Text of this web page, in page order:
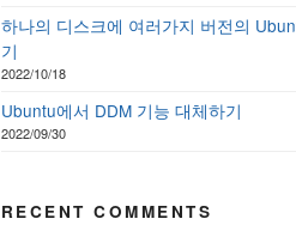
하나의 디스크에 여러가지 버전의
기
2022/10/18
Ubuntu에서 DDM 기능 대체하기
2022/09/30
RECENT COMMENTS